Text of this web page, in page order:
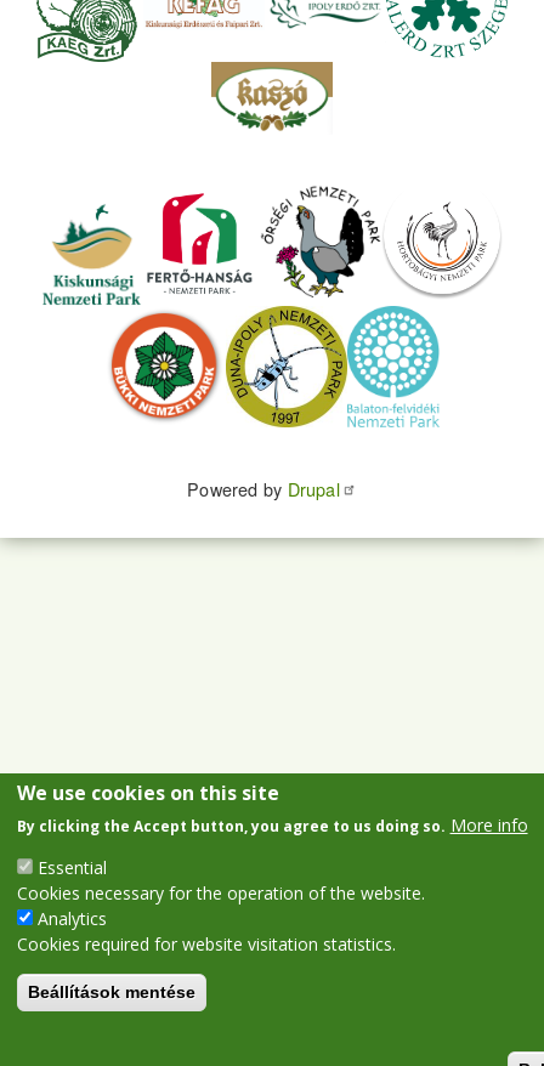
Powered by Drupal
We use cookies on this site
By clicking the Accept button, you agree to us doing so. More info
Essential
Cookies necessary for the operation of the website.
Analytics
Cookies required for website visitation statistics.
Beállítások mentése